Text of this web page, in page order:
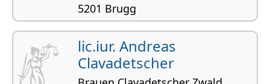
5201 Brugg
Handelsrecht, Zivilrecht, Erbrecht
lic.iur. Andreas
Clavadetscher